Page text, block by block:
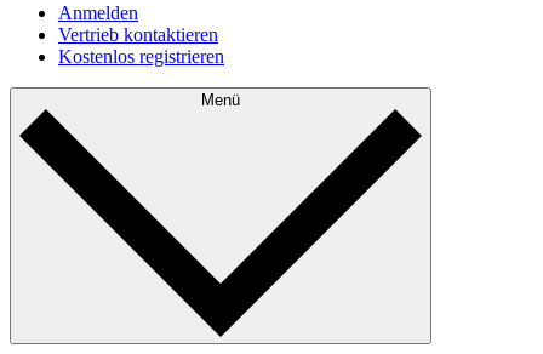
Anmelden
Vertrieb kontaktieren
Kostenlos registrieren
Menü